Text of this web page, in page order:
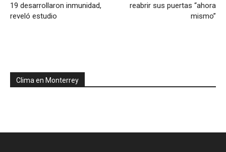
19 desarrollaron inmunidad,
reveló estudio
reabrir sus puertas “ahora
mismo”
Clima en Monterrey